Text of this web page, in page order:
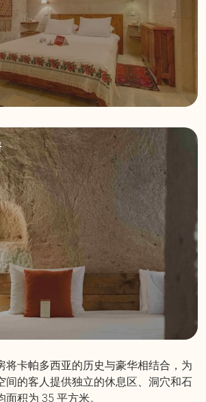
将卡帕多西亚的历史与豪华相结合，为
间的客人提供独立的休息区、洞穴和石
积为 35 平方米。